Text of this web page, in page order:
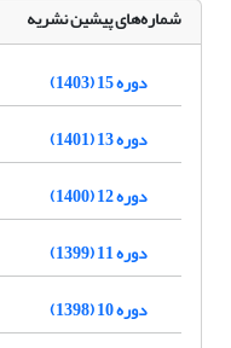
شماره‌های پیشین نشریه
دوره 15 (1403)
دوره 13 (1401)
دوره 12 (1400)
دوره 11 (1399)
دوره 10 (1398)